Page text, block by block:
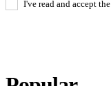
I've read and accept the